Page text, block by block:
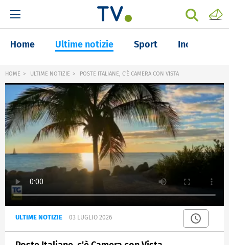
Home Ultime notizie Sport Inchieste
HOME ULTIME NOTIZIE POSTE ITALIANE, C'È CAMERA CON VISTA
ULTIME NOTIZIE 03 LUGLIO 2026